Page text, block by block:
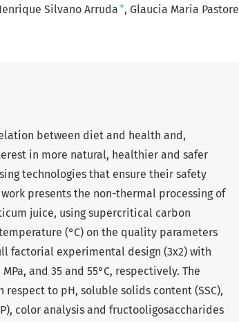
Silvano Arruda + Glaucia Maria Pastore
between diet and health and,
in more natural, healthier and safer
technologies that ensure their safety
presents the non-thermal processing of
juice, using supercritical carbon
(°C) on the quality parameters
factorial experimental design (3x2) with
and 35 and 55°C, respectively. The
to pH, soluble solids content (SSC),
color analysis and fructooligosaccharides